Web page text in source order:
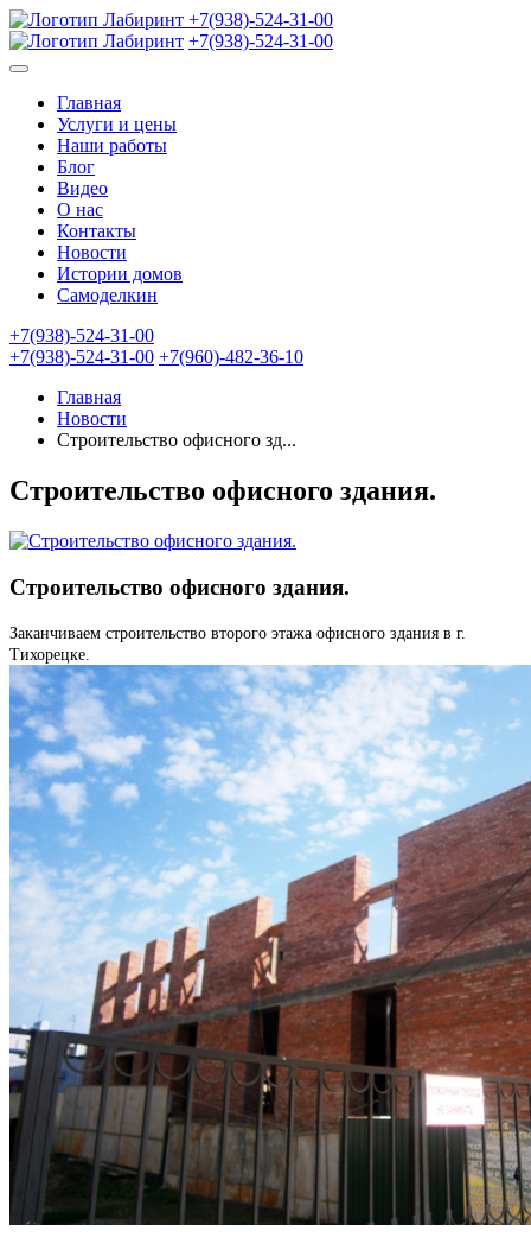
+7(938)-524-31-00
+7(938)-524-31-00
Главная
Услуги и цены
Наши работы
Блог
Видео
О нас
Контакты
Новости
Истории домов
Самоделкин
+7(938)-524-31-00
+7(938)-524-31-00 +7(960)-482-36-10
Главная
Новости
Строительство офисного зд...
Строительство офисного здания.
Строительство офисного здания.
Заканчиваем строительство второго этажа офисного здания в г.
Тихорецке.